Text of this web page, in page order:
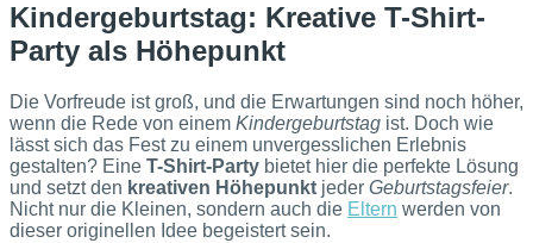
Kindergeburtstag: Kreative T-Shirt-
Party als Höhepunkt
Die Vorfreude ist groß, und die Erwartungen sind noch höher,
wenn die Rede von einem Kindergeburtstag ist. Doch wie
lässt sich das Fest zu einem unvergesslichen Erlebnis
gestalten? Eine T-Shirt-Party bietet hier die perfekte Lösung
und setzt den kreativen Höhepunkt jeder Geburtstagsfeier.
Nicht nur die Kleinen, sondern auch die Eltern werden von
dieser originellen Idee begeistert sein.